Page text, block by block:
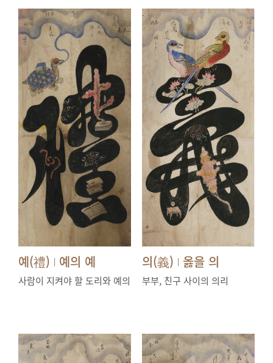
예(禮) | 예의 예
사람이 지켜야 할 도리와 예의
의(義) | 옳을 의
부부, 친구 사이의 의리